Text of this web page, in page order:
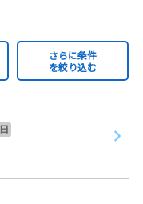
さらに条件
を絞り込む
日